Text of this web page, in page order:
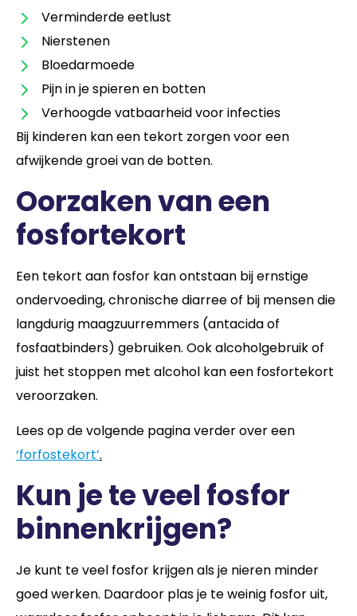
Verminderde eetlust
Nierstenen
Bloedarmoede
Pijn in je spieren en botten
Verhoogde vatbaarheid voor infecties
Bij kinderen kan een tekort zorgen voor een
afwijkende groei van de botten.
Oorzaken van een
fosfortekort
Een tekort aan fosfor kan ontstaan bij ernstige
ondervoeding, chronische diarree of bij mensen die
langdurig maagzuurremmers (antacida of
fosfaatbinders) gebruiken. Ook alcoholgebruik of
juist het stoppen met alcohol kan een fosfortekort
veroorzaken.
Lees op de volgende pagina verder over een
‘forfostekort’.
Kun je te veel fosfor
binnenkrijgen?
Je kunt te veel fosfor krijgen als je nieren minder
goed werken. Daardoor plas je te weinig fosfor uit,